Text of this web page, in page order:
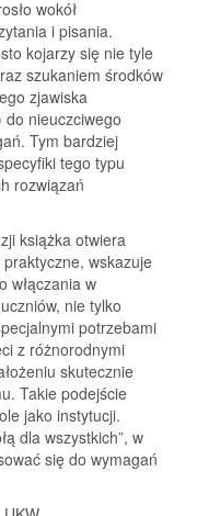
wokół
i pisania.
kojarzy się nie tyle
szukaniem środków
zjawiska
nieuczciwego
Tym bardziej
tego typu
rozwiązań
książka otwiera
wskazuje
włączania w
nie tylko
potrzebami
z różnorodnymi
skutecznie
Takie podejście
jako instytucji.
dla wszystkich”, w
się do wymagań